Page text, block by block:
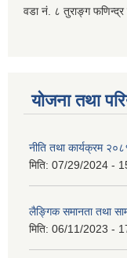
वडा नं. ८ तुराङ्ग
योजना तथा
नीति तथा कार्यक्रम
मिति: 07/29/2024 -
लैङ्गिक समानता तथा
मिति: 06/11/2023 -